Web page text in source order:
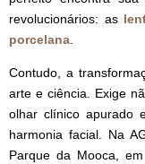
revolucionários: as
porcelana
Contudo, a
arte e ciência. Exige
olhar clínico apurado
harmonia facial. Na
Parque da Mooca,